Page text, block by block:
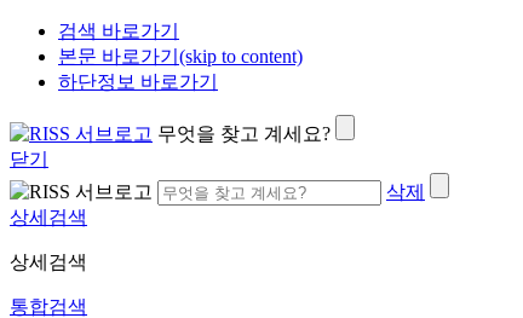
검색 바로가기
본문 바로가기(skip to content)
하단정보 바로가기
무엇을 찾고 계세요?
닫기
삭제
상세검색
상세검색
통합검색